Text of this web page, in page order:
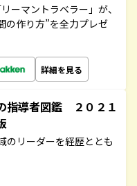
ーマントラベラー」が、
の作り方”を全力プレゼ
詳細を見る
指導者図鑑 ２０２１
のリーダーを経歴ととも